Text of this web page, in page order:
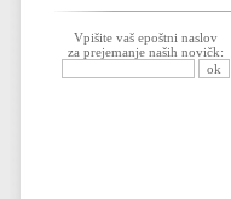
Vpišite vaš epoštni naslov
za prejemanje naših novičk: